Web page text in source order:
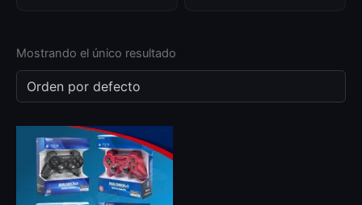
Mostrando el único resultado